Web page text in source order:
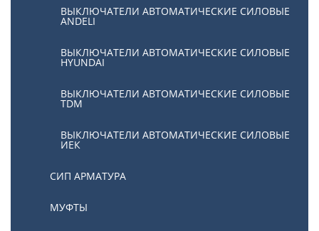
ВЫКЛЮЧАТЕЛИ АВТОМАТИЧЕСКИЕ СИЛОВЫЕ
ANDELI
ВЫКЛЮЧАТЕЛИ АВТОМАТИЧЕСКИЕ СИЛОВЫЕ
HYUNDAI
ВЫКЛЮЧАТЕЛИ АВТОМАТИЧЕСКИЕ СИЛОВЫЕ
TDM
ВЫКЛЮЧАТЕЛИ АВТОМАТИЧЕСКИЕ СИЛОВЫЕ
ИЕК
СИП АРМАТУРА
МУФТЫ